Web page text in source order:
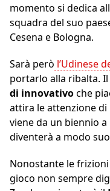
momento si dedica
squadra del suo
Cesena e Bologna.
Sarà però l’Udinese
portarlo alla ribalta. Il
di innovativoche
attira le attenzione di
viene da un biennio
diventerà a modo
Nonostante le
gioco non sempre